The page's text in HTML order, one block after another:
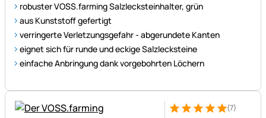
robuster VOSS.farming Salzlecksteinhalter, grün
aus Kunststoff gefertigt
verringerte Verletzungsgefahr - abgerundete Kanten
eignet sich für runde und eckige Salzlecksteine
einfache Anbringung dank vorgebohrten Löchern
Bewertung: 5 von 5 (7
7 Bewertungen
(7)